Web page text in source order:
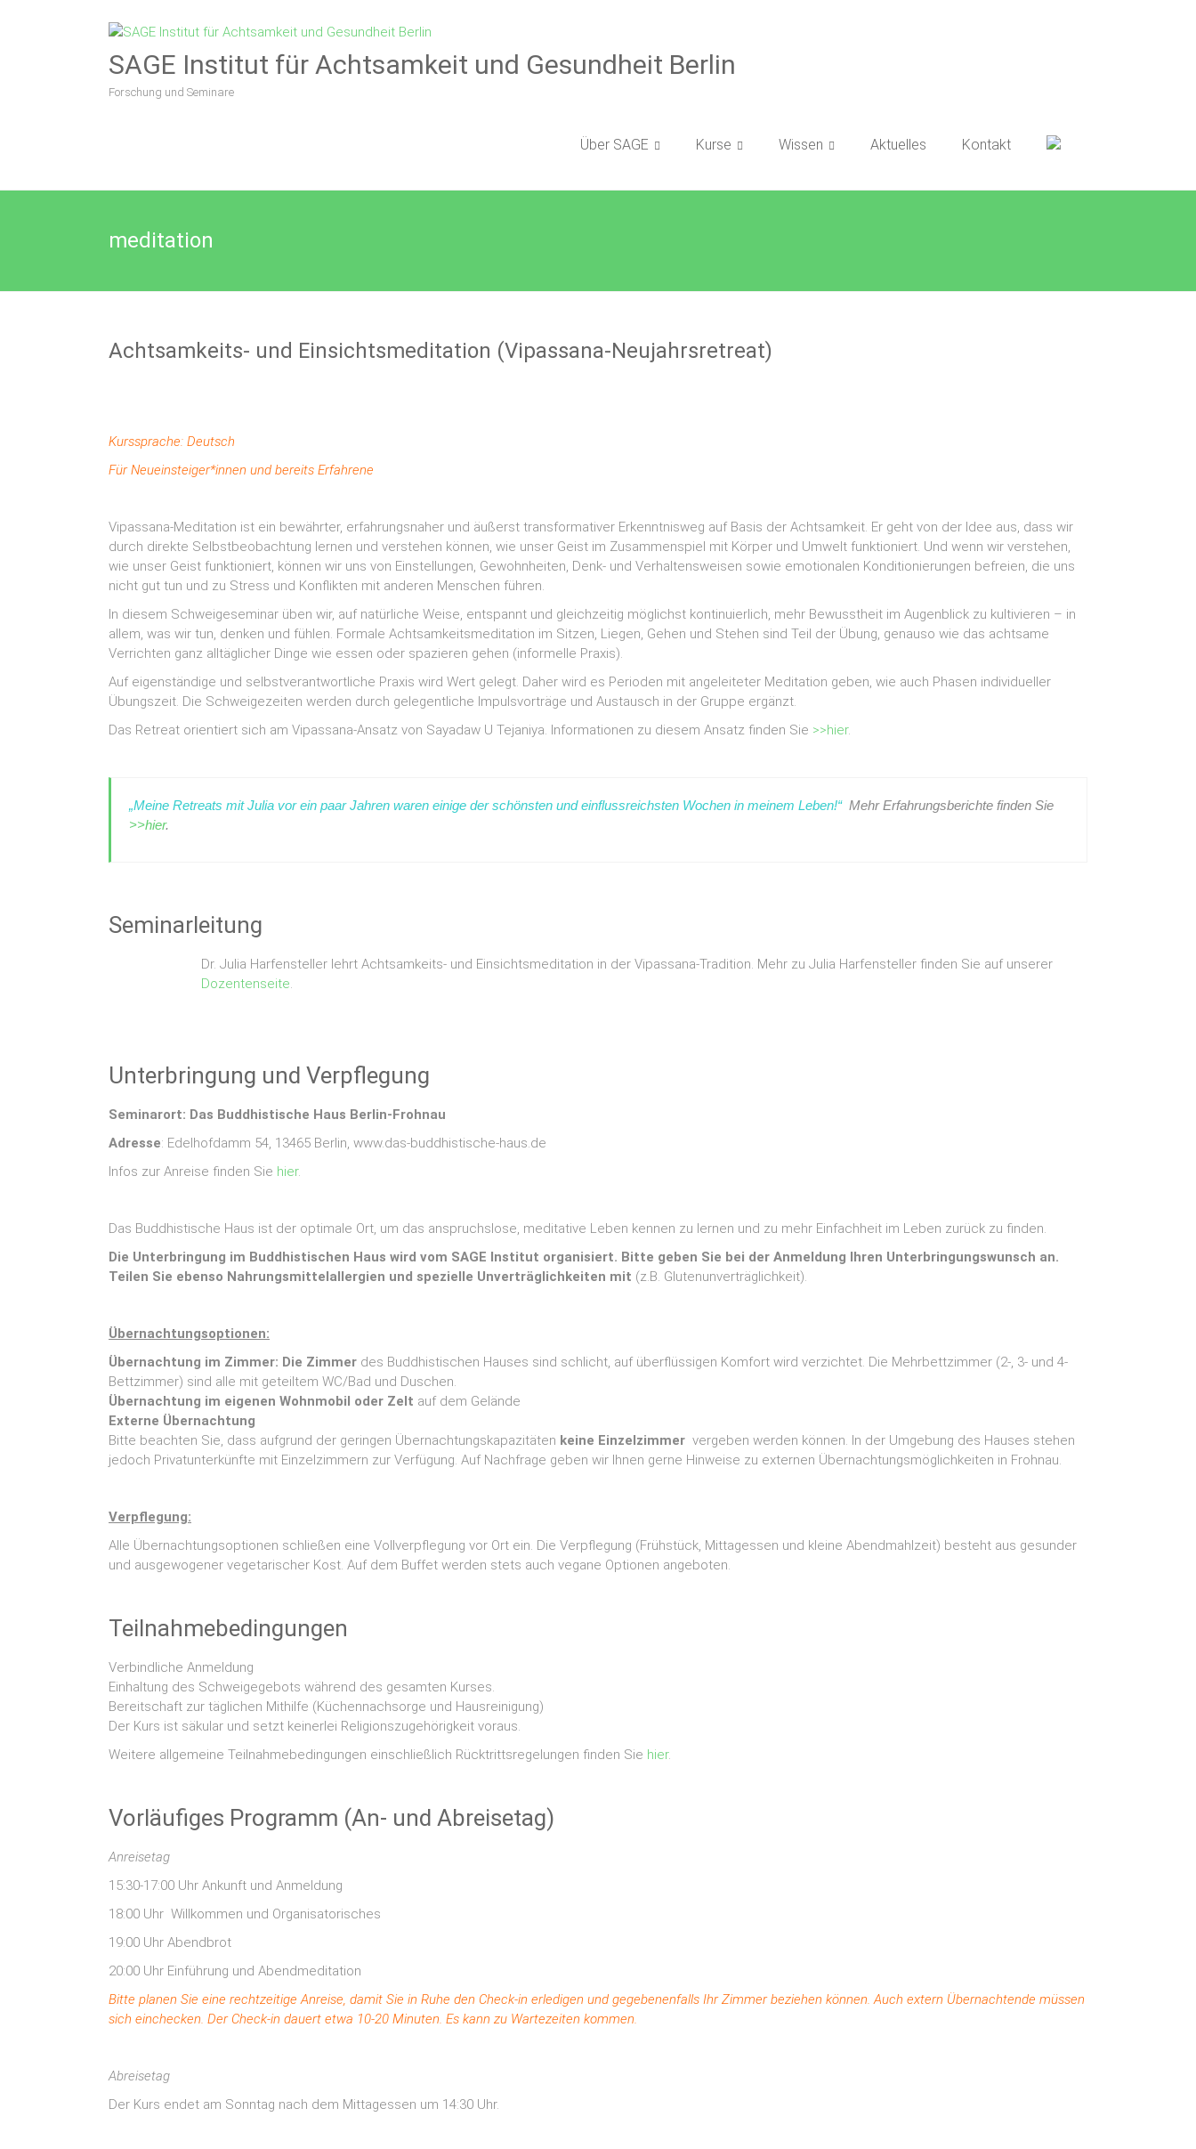
SAGE Institut für Achtsamkeit und Gesundheit Berlin
Forschung und Seminare
Über SAGE Kurse Wissen Aktuelles Kontakt
meditation
Achtsamkeits- und Einsichtsmeditation (Vipassana-Neujahrsretreat)
Kurssprache: Deutsch
Für Neueinsteiger*innen und bereits Erfahrene
Vipassana-Meditation ist ein bewährter, erfahrungsnaher und äußerst transformativer Erkenntnisweg auf Basis der Achtsamkeit. Er geht von der Idee aus, dass wir
durch direkte Selbstbeobachtung lernen und verstehen können, wie unser Geist im Zusammenspiel mit Körper und Umwelt funktioniert. Und wenn wir verstehen,
wie unser Geist funktioniert, können wir uns von Einstellungen, Gewohnheiten, Denk- und Verhaltensweisen sowie emotionalen Konditionierungen befreien, die uns
nicht gut tun und zu Stress und Konflikten mit anderen Menschen führen.
In diesem Schweigeseminar üben wir, auf natürliche Weise, entspannt und gleichzeitig möglichst kontinuierlich, mehr Bewusstheit im Augenblick zu kultivieren – in
allem, was wir tun, denken und fühlen. Formale Achtsamkeitsmeditation im Sitzen, Liegen, Gehen und Stehen sind Teil der Übung, genauso wie das achtsame
Verrichten ganz alltäglicher Dinge wie essen oder spazieren gehen (informelle Praxis).
Auf eigenständige und selbstverantwortliche Praxis wird Wert gelegt. Daher wird es Perioden mit angeleiteter Meditation geben, wie auch Phasen individueller
Übungszeit. Die Schweigezeiten werden durch gelegentliche Impulsvorträge und Austausch in der Gruppe ergänzt.
Das Retreat orientiert sich am Vipassana-Ansatz von Sayadaw U Tejaniya. Informationen zu diesem Ansatz finden Sie >>hier.
„Meine Retreats mit Julia vor ein paar Jahren waren einige der schönsten und einflussreichsten Wochen in meinem Leben!“Mehr Erfahrungsberichte finden Sie
>>hier.
Seminarleitung
Dr. Julia Harfensteller lehrt Achtsamkeits- und Einsichtsmeditation in der Vipassana-Tradition. Mehr zu Julia Harfensteller finden Sie auf unserer
Dozentenseite.
Unterbringung und Verpflegung
Seminarort: Das Buddhistische Haus Berlin-Frohnau
Adresse: Edelhofdamm 54, 13465 Berlin, www.das-buddhistische-haus.de
Infos zur Anreise finden Sie hier.
Das Buddhistische Haus ist der optimale Ort, um das anspruchslose, meditative Leben kennen zu lernen und zu mehr Einfachheit im Leben zurück zu finden.
Die Unterbringung im Buddhistischen Haus wird vom SAGE Institut organisiert. Bitte geben Sie bei der Anmeldung Ihren Unterbringungswunsch an.
Teilen Sie ebenso Nahrungsmittelallergien und spezielle Unverträglichkeiten mit (z.B. Glutenunverträglichkeit).
Übernachtungsoptionen:
Übernachtung im Zimmer: Die Zimmer des Buddhistischen Hauses sind schlicht, auf überflüssigen Komfort wird verzichtet. Die Mehrbettzimmer (2-, 3- und 4-
Bettzimmer) sind alle mit geteiltem WC/Bad und Duschen.
Übernachtung im eigenen Wohnmobil oder Zelt auf dem Gelände
Externe Übernachtung
Bitte beachten Sie, dass aufgrund der geringen Übernachtungskapazitäten keine Einzelzimmer vergeben werden können. In der Umgebung des Hauses stehen
jedoch Privatunterkünfte mit Einzelzimmern zur Verfügung. Auf Nachfrage geben wir Ihnen gerne Hinweise zu externen Übernachtungsmöglichkeiten in Frohnau.
Verpflegung:
Alle Übernachtungsoptionen schließen eine Vollverpflegung vor Ort ein. Die Verpflegung (Frühstück, Mittagessen und kleine Abendmahlzeit) besteht aus gesunder
und ausgewogener vegetarischer Kost. Auf dem Buffet werden stets auch vegane Optionen angeboten.
Teilnahmebedingungen
Verbindliche Anmeldung
Einhaltung des Schweigegebots während des gesamten Kurses.
Bereitschaft zur täglichen Mithilfe (Küchennachsorge und Hausreinigung)
Der Kurs ist säkular und setzt keinerlei Religionszugehörigkeit voraus.
Weitere allgemeine Teilnahmebedingungen einschließlich Rücktrittsregelungen finden Sie hier.
Vorläufiges Programm (An- und Abreisetag)
Anreisetag
15:30-17:00 Uhr Ankunft und Anmeldung
18:00 Uhr Willkommen und Organisatorisches
19:00 Uhr Abendbrot
20:00 Uhr Einführung und Abendmeditation
Bitte planen Sie eine rechtzeitige Anreise, damit Sie in Ruhe den Check-in erledigen und gegebenenfalls Ihr Zimmer beziehen können. Auch extern Übernachtende müssen
sich einchecken. Der Check-in dauert etwa 10-20 Minuten. Es kann zu Wartezeiten kommen.
Abreisetag
Der Kurs endet am Sonntag nach dem Mittagessen um 14:30 Uhr.